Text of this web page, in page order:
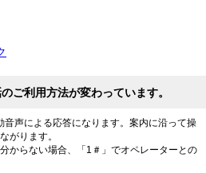
ご利用方法が変わっています。
声による応答になります。案内に沿って操
がります。
からない場合、「1＃」でオペレーターとの